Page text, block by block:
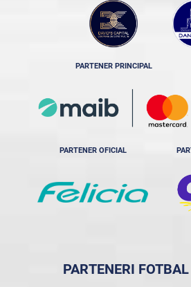
PARTENER PRINCIPAL
PARTENER OFICIAL
PARTENERI